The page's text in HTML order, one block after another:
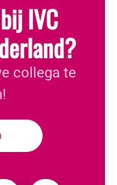
IVC
collega te